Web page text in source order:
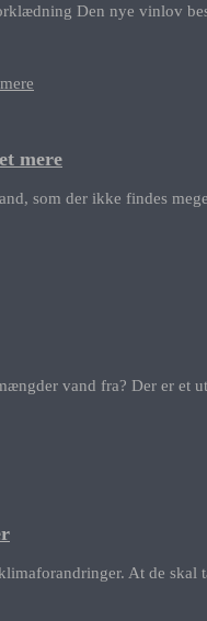
Den nye vinlov
mere
som der ikke findes
vand fra? Der er et
At de